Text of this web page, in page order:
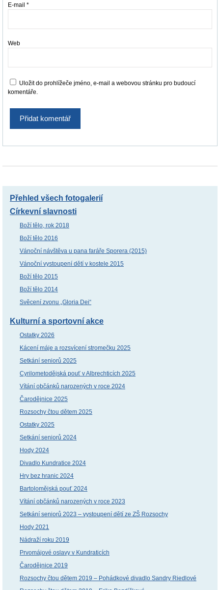
E-mail *
Web
Uložit do prohlížeče jméno, e-mail a webovou stránku pro budoucí
komentáře.
Přehled všech fotogalerií
Církevní slavnosti
Boží tělo, rok 2018
Boží tělo 2016
Vánoční návštěva u pana faráře Sporera (2015)
Vánoční vystoupení dětí v kostele 2015
Boží tělo 2015
Boží tělo 2014
Svěcení zvonu „Gloria Dei“
Kulturní a sportovní akce
Ostatky 2026
Kácení máje a rozsvícení stromečku 2025
Setkání seniorů 2025
Cyrilometodějská pouť v Albrechticích 2025
Vítání občánků narozených v roce 2024
Čarodějnice 2025
Rozsochy čtou dětem 2025
Ostatky 2025
Setkání seniorů 2024
Hody 2024
Divadlo Kundratice 2024
Hry bez hranic 2024
Bartolomějská pouť 2024
Vítání občánků narozených v roce 2023
Setkání seniorů 2023 – vystoupení dětí ze ZŠ Rozsochy
Hody 2021
Nádraží roku 2019
Prvomájové oslavy v Kundraticích
Čarodějnice 2019
Rozsochy čtou dětem 2019 – Pohádkové divadlo Sandry Riedlové